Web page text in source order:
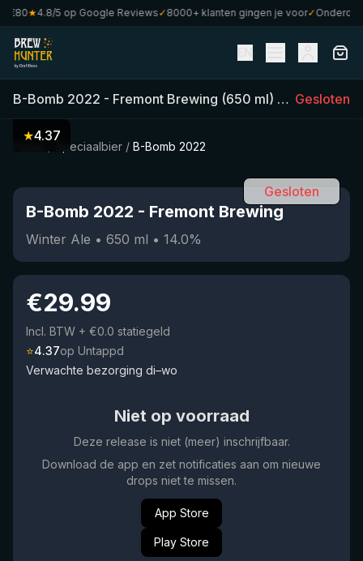
★4.8/5 op Google Reviews✓8000+ klanten gingen je voor✓Onderdeel
B-Bomb 2022 - Fremont Brewing (650 ml) 14.0%•
Gesloten
Speciaalbier / B-Bomb 2022
★4.37
Gesloten
B-Bomb 2022 - Fremont Brewing
Winter Ale • 650 ml • 14.0%
€29.99
Incl. BTW + €0.0 statiegeld
⭐4.37op Untappd
Verwachte bezorging di–wo
Niet op voorraad
Deze release is niet (meer) inschrijfbaar.
Download de app en zet notificaties aan om nieuwe
drops niet te missen.
App Store
Play Store